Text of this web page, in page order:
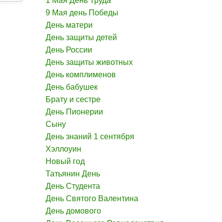
9 Мая день Победы
День матери
День защиты детей
День России
День защиты животных
День комплименов
День бабушек
Брату и сестре
День Пионерии
Сыну
День знаний 1 сентября
Хэллоуин
Новый год
Татьянин День
День Студента
День Святого Валентина
День домового